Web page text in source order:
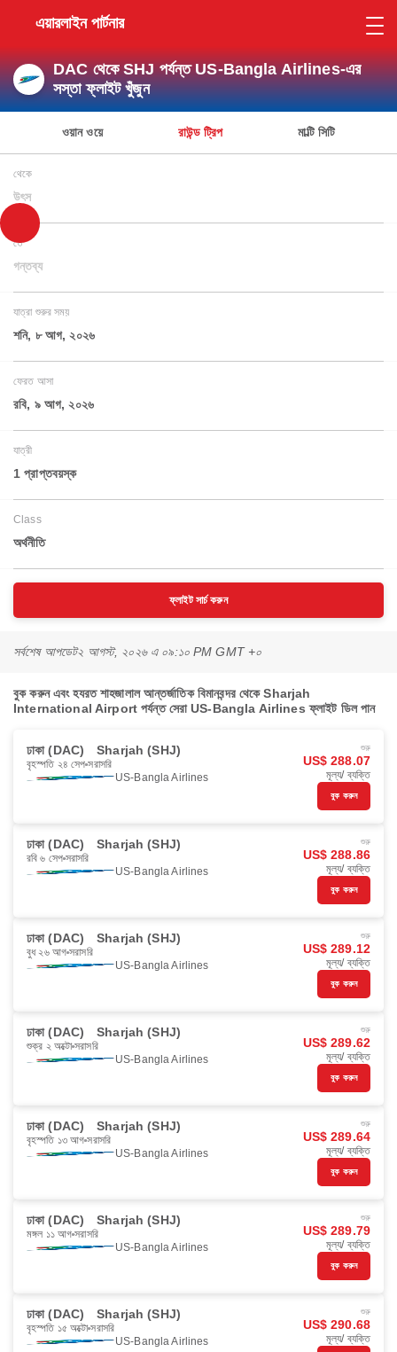
এয়ারলাইন পার্টনার
DAC থেকে SHJ পর্যন্ত US-Bangla Airlines-এর
সস্তা ফ্লাইট খুঁজুন
ওয়ান ওয়ে রাউন্ড ট্রিপ মাল্টি সিটি
থেকে
উৎস
তে
গন্তব্য
যাত্রা শুরুর সময়
শনি, ৮ আগ, ২০২৬
ফেরত আসা
রবি, ৯ আগ, ২০২৬
যাত্রী
1 প্রাপ্তবয়স্ক
Class
অর্থনীতি
ফ্লাইট সার্চ করুন
সর্বশেষ আপডেট২ আগস্ট, ২০২৬ এ ০৯:১০ PM GMT +০
বুক করুন এবং হযরত শাহজালাল আন্তর্জাতিক বিমানবন্দর থেকে Sharjah
International Airport পর্যন্ত সেরা US-Bangla Airlines ফ্লাইট ডিল পান
ঢাকা (DAC) Sharjah (SHJ)
বৃহস্পতি ২৪ সেপ সরাসরি
US-Bangla Airlines
শুরু
US$ 288.07
মূল্য/ ব্যক্তি
বুক করুন
ঢাকা (DAC) Sharjah (SHJ)
রবি ৬ সেপ সরাসরি
US-Bangla Airlines
শুরু
US$ 288.86
মূল্য/ ব্যক্তি
বুক করুন
ঢাকা (DAC) Sharjah (SHJ)
বুধ ২৬ আগ সরাসরি
US-Bangla Airlines
শুরু
US$ 289.12
মূল্য/ ব্যক্তি
বুক করুন
ঢাকা (DAC) Sharjah (SHJ)
শুক্র ২ অক্টো সরাসরি
US-Bangla Airlines
শুরু
US$ 289.62
মূল্য/ ব্যক্তি
বুক করুন
ঢাকা (DAC) Sharjah (SHJ)
বৃহস্পতি ১৩ আগ সরাসরি
US-Bangla Airlines
শুরু
US$ 289.64
মূল্য/ ব্যক্তি
বুক করুন
ঢাকা (DAC) Sharjah (SHJ)
মঙ্গল ১১ আগ সরাসরি
US-Bangla Airlines
শুরু
US$ 289.79
মূল্য/ ব্যক্তি
বুক করুন
ঢাকা (DAC) Sharjah (SHJ)
বৃহস্পতি ১৫ অক্টো সরাসরি
US-Bangla Airlines
শুরু
US$ 290.68
মূল্য/ ব্যক্তি